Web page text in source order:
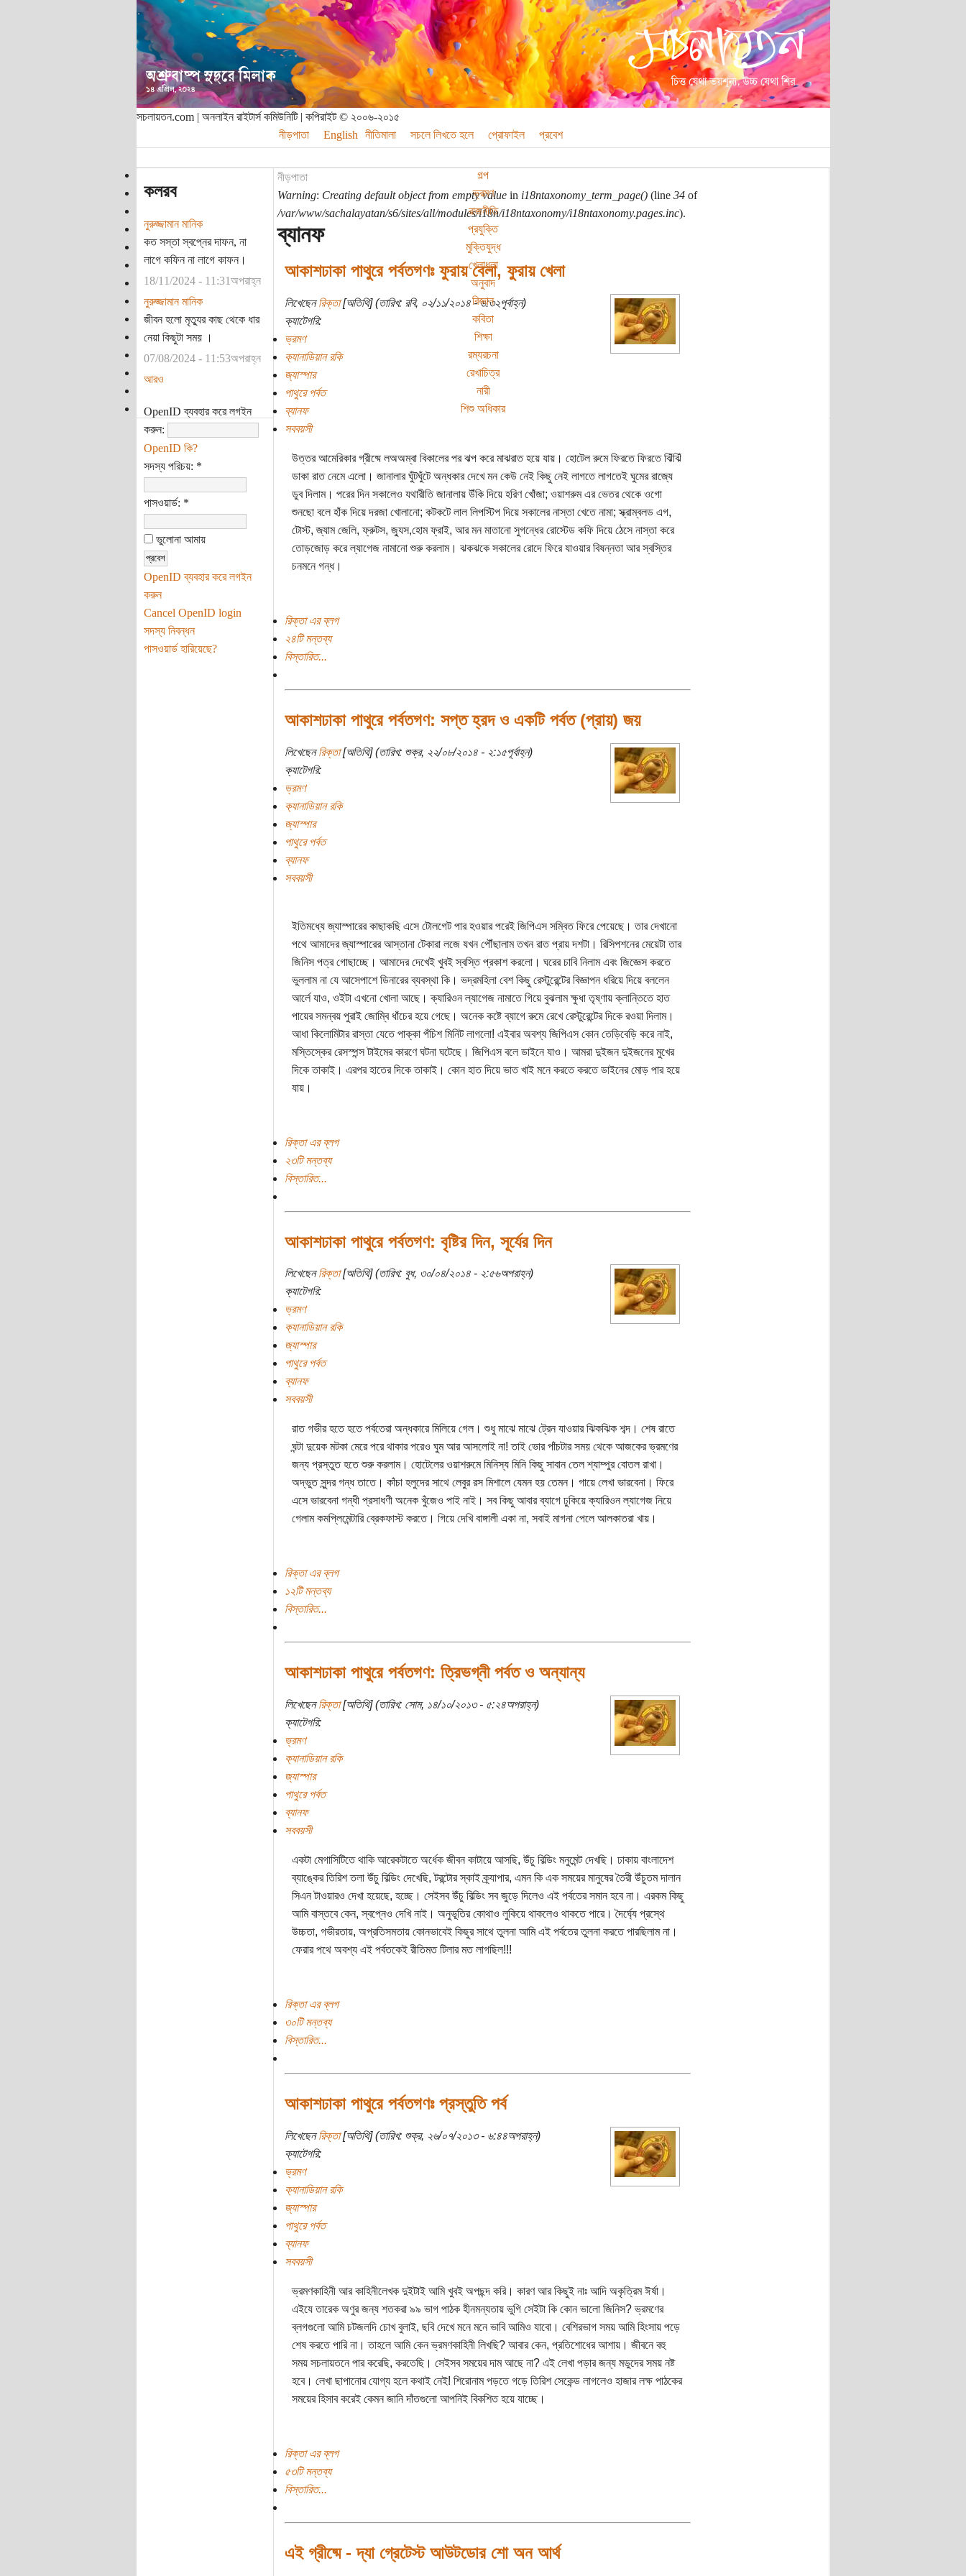
সচলায়তন.com | অনলাইন রাইটার্স কমিউনিটি | কপিরাইট © ২০০৬-২০১৫
নীড়পাতা
English নীতিমালা সচলে লিখতে হলে প্রোফাইল প্রবেশ
গল্প
ভ্রমণ
রাজনীতি
প্রযুক্তি
মুক্তিযুদ্ধ
খেলাধুলা
অনুবাদ
বিজ্ঞান
কবিতা
শিক্ষা
রম্যরচনা
রেখাচিত্র
নারী
শিশু অধিকার
কলরব
নুরুজ্জামান মানিক
কত সস্তা স্বপ্নের দাফন, না
লাগে কফিন না লাগে কাফন।
18/11/2024 - 11:31অপরাহ্ন
নুরুজ্জামান মানিক
জীবন হলো মৃত্যুর কাছ থেকে ধার
নেয়া কিছুটা সময় ।
07/08/2024 - 11:53অপরাহ্ন
আরও
OpenID ব্যবহার করে লগইন
করুন:
OpenID কি?
সদস্য পরিচয়: *
পাসওয়ার্ড: *
ভুলোনা আমায়
OpenID ব্যবহার করে লগইন
করুন
Cancel OpenID login
সদস্য নিবন্ধন
পাসওয়ার্ড হারিয়েছে?
নীড়পাতা
Warning: Creating default object from empty valuein i18ntaxonomy_term_page()(line 34of
/var/www/sachalayatan/s6/sites/all/modules/i18n/i18ntaxonomy/i18ntaxonomy.pages.inc).
ব্যানফ
আকাশঢাকা পাথুরে পর্বতগণঃ ফুরায় বেলা, ফুরায় খেলা
লিখেছেনরিক্তা[অতিথি] (তারিখ: রবি, ০২/১১/২০১৪ - ৬:৩২পূর্বাহ্ন)
ক্যাটেগরি:
ভ্রমণ
ক‌্যানাডিয়ান রকি
জ্যাস্পার
পাথুরে পর্বত
ব্যানফ
সববয়সী
উত্তর আমেরিকার গ্রীষ্মে লঅঅম্বা বিকালের পর ঝপ করে মাঝরাত হয়ে যায়। হোটেল রুমে ফিরতে ফিরতে ঝিঁঝিঁ
ডাকা রাত নেমে এলো। জানালার ঘুঁটঘুঁটে অন্ধকার দেখে মন কেউ নেই কিছু নেই লাগতে লাগতেই ঘুমের রাজ্যে
ডুব দিলাম। পরের দিন সকালেও যথারীতি জানালায় উঁকি দিয়ে হরিণ খোঁজা; ওয়াশরুম এর ভেতর থেকে ওগো
শুনছো বলে হাঁক দিয়ে দরজা খোলানো; কটকটে লাল লিপস্টিপ দিয়ে সকালের নাস্তা খেতে নামা; স্ক্রাম্বলড এগ,
টোস্ট, জ্যাম জেলি, ফ্রুটস, জ্যুস,হোম ফ্রাই, আর মন মাতানো সুগন্ধের রোস্টেড কফি দিয়ে ঠেসে নাস্তা করে
তোড়জোড় করে ল্যাগেজ নামানো শুরু করলাম। ঝকঝকে সকালের রোদে ফিরে যাওয়ার বিষন্নতা আর স্বস্তির
চনমনে গন্ধ।
রিক্তা এর ব্লগ
২৪টি মন্তব্য
বিস্তারিত...
আকাশঢাকা পাথুরে পর্বতগণ: সপ্ত হ্রদ ও একটি পর্বত (প্রায়) জয়
লিখেছেনরিক্তা[অতিথি] (তারিখ: শুক্র, ২২/০৮/২০১৪ - ২:১৫পূর্বাহ্ন)
ক্যাটেগরি:
ভ্রমণ
ক‌্যানাডিয়ান রকি
জ্যাস্পার
পাথুরে পর্বত
ব্যানফ
সববয়সী
ইতিমধ্যে জ্যাস্পারের কাছাকছি এসে টোলগেট পার হওয়ার পরেই জিপিএস সম্বিত ফিরে পেয়েছে। তার দেখানো
পথে আমাদের জ্যাস্পারের আস্তানা টেকারা লজে যখন পৌঁছালাম তখন রাত প্রায় দশটা। রিসিপশনের মেয়েটা তার
জিনিস পত্র গোছাচ্ছে। আমাদের দেখেই খুবই স্বস্তি প্রকাশ করলো। ঘরের চাবি নিলাম এবং জিজ্ঞেস করতে
ভুললাম না যে আসেপাশে ডিনারের ব্যবস্থা কি। ভদ্রমহিলা বেশ কিছু রেস্টুরেন্টের বিজ্ঞাপন ধরিয়ে দিয়ে বললেন
আর্লে যাও, ওইটা এখনো খোলা আছে। ক্যারিওন ল্যাগেজ নামাতে গিয়ে বুঝলাম ক্ষুধা তৃষ্ণায় ক্লান্তিতে হাত
পায়ের সমন্বয় পুরাই জোম্বি ধাঁচের হয়ে গেছে। অনেক কষ্টে ব্যাগে রুমে রেখে রেস্টুরেন্টের দিকে রওয়া দিলাম।
আধা কিলোমিটার রাস্তা যেতে পাক্কা পঁচিশ মিনিট লাগলো! এইবার অবশ্য জিপিএস কোন তেড়িবেড়ি করে নাই,
মস্তিস্কের রেসস্পন্স টাইমের কারণে ঘটনা ঘটেছে। জিপিএস বলে ডাইনে যাও। আমরা দুইজন দুইজনের মুখের
দিকে তাকাই। এরপর হাতের দিকে তাকাই। কোন হাত দিয়ে ভাত খাই মনে করতে করতে ডাইনের মোড় পার হয়ে
যায়।
রিক্তা এর ব্লগ
২৩টি মন্তব্য
বিস্তারিত...
আকাশঢাকা পাথুরে পর্বতগণ: বৃষ্টির দিন, সূর্যের দিন
লিখেছেনরিক্তা[অতিথি] (তারিখ: বুধ, ৩০/০৪/২০১৪ - ২:৫৬অপরাহ্ন)
ক্যাটেগরি:
ভ্রমণ
ক‌্যানাডিয়ান রকি
জ্যাস্পার
পাথুরে পর্বত
ব্যানফ
সববয়সী
রাত গভীর হতে হতে পর্বতেরা অন্ধকারে মিলিয়ে গেল। শুধু মাঝে মাঝে ট্রেন যাওয়ার ঝিকঝিক শব্দ। শেষ রাতে
ঘন্টা দুয়েক মটকা মেরে পরে থাকার পরেও ঘুম আর আসলোই না! তাই ভোর পাঁচটার সময় থেকে আজকের ভ্রমণের
জন্য প্রস্তুত হতে শুরু করলাম। হোটেলের ওয়াশরুমে মিনিস্য মিনি কিছু সাবান তেল শ্যাম্পুর বোতল রাখা।
অদ্ভুত সুন্দর গন্ধ তাতে। কাঁচা হলুদের সাথে লেবুর রস মিশালে যেমন হয় তেমন। গায়ে লেখা ভারবেনা। ফিরে
এসে ভারবেনা গন্ধী প্রসাধণী অনেক খুঁজেও পাই নাই। সব কিছু আবার ব্যাগে ঢুকিয়ে ক্যারিওন ল্যাগেজ নিয়ে
গেলাম কমপ্লিমেন্টারি ব্রেকফাস্ট করতে। গিয়ে দেখি বাঙ্গালী একা না, সবাই মাগনা পেলে আলকাতরা খায়।
রিক্তা এর ব্লগ
১২টি মন্তব্য
বিস্তারিত...
আকাশঢাকা পাথুরে পর্বতগণ: ত্রিভগ্নী পর্বত ও অন্যান্য
লিখেছেনরিক্তা[অতিথি] (তারিখ: সোম, ১৪/১০/২০১৩ - ৫:২৪অপরাহ্ন)
ক্যাটেগরি:
ভ্রমণ
ক‌্যানাডিয়ান রকি
জ্যাস্পার
পাথুরে পর্বত
ব্যানফ
সববয়সী
একটা মেগাসিটিতে থাকি আরেকটাতে অর্ধেক জীবন কাটায়ে আসছি, উঁচু বিল্ডিং মনুমেন্ট দেখছি। ঢাকায় বাংলাদেশ
ব্যাঙ্কের তিরিশ তলা উঁচু বিল্ডিং দেখেছি, টরন্টোর স্কাই ক্র্যাপার, এমন কি এক সময়ের মানুষের তৈরী উঁচুতম দালান
সিএন টাওয়ারও দেখা হয়েছে, হচ্ছে। সেইসব উঁচু বিল্ডিং সব জুড়ে দিলেও এই পর্বতের সমান হবে না। এরকম কিছু
আমি বাস্তবে কেন, স্বপ্নেও দেখি নাই। অনুভূতির কোথাও লুকিয়ে থাকলেও থাকতে পারে। দৈর্ঘ্যে প্রস্থে
উচ্চতা, গভীরতায়, অপ্রতিসমতায় কোনভাবেই কিছুর সাথে তুলনা আমি এই পর্বতের তুলনা করতে পারছিলাম না।
ফেরার পথে অবশ্য এই পর্বতকেই রীতিমত টিলার মত লাগছিল!!!
রিক্তা এর ব্লগ
৩০টি মন্তব্য
বিস্তারিত...
আকাশঢাকা পাথুরে পর্বতগণঃ প্রস্তুতি পর্ব
লিখেছেনরিক্তা[অতিথি] (তারিখ: শুক্র, ২৬/০৭/২০১৩ - ৬:৪৪অপরাহ্ন)
ক্যাটেগরি:
ভ্রমণ
ক‌্যানাডিয়ান রকি
জ্যাস্পার
পাথুরে পর্বত
ব্যানফ
সববয়সী
ভ্রমণকাহিনী আর কাহিনীলেখক দুইটাই আমি খুবই অপছন্দ করি। কারণ আর কিছুই নাঃ আদি অকৃত্রিম ঈর্ষা।
এইযে তারেক অণুর জন্য শতকরা ৯৯ ভাগ পাঠক হীনমন্যতায় ভুগি সেইটা কি কোন ভালো জিনিস? ভ্রমণের
ব্লগগুলো আমি চটজলদি চোখ বুলাই, ছবি দেখে মনে মনে ভাবি আমিও যাবো। বেশিরভাগ সময় আমি হিংসায় পড়ে
শেষ করতে পারি না। তাহলে আমি কেন ভ্রমণকাহিনী লিখছি? আবার কেন, প্রতিশোধের আশায়। জীবনে বহু
সময় সচলায়তনে পার করেছি, করতেছি। সেইসব সময়ের দাম আছে না? এই লেখা পড়ার জন্য মডুদের সময় নষ্ট
হবে। লেখা ছাপানোর যোগ্য হলে কথাই নেই! শিরোনাম পড়তে গড়ে তিরিশ সেকেন্ড লাগলেও হাজার লক্ষ পাঠকের
সময়ের হিসাব করেই কেমন জানি দাঁতগুলো আপনিই বিকশিত হয়ে যাচ্ছে।
রিক্তা এর ব্লগ
৫৩টি মন্তব্য
বিস্তারিত...
এই গ্রীষ্মে - দ্যা গ্রেটেস্ট আউটডোর শো অন আর্থ